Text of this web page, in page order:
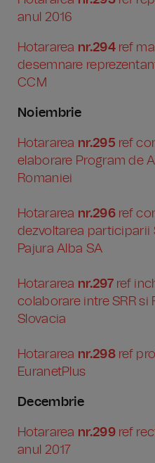
anul 2016
Hotararea nr.294ref
desemnare
CCM
Noiembrie
Hotararea nr.295 ref
elaborare Program de
Romaniei
Hotararea nr.296ref
dezvoltarea participarii
Pajura Alba SA
Hotararea nr.297ref
colaborare intre SRR si
Slovacia
Hotararea nr.298 ref
EuranetPlus
Decembrie
Hotararea nr.299ref
anul 2017